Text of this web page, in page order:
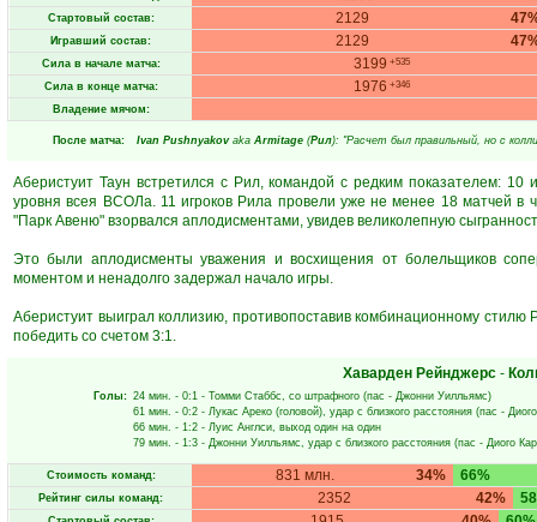
Стартовый состав: 2129
Игравший состав: 2129
Сила в начале матча: 3199 +535
Сила в конце матча: 1976 +346
Владение мячом:
После матча: Ivan Pushnyakov aka Armitage (Рил): "Расчет был правильный, но с
Аберистуит Таун встретился с Рил, командой с редким показателем:
уровня всея ВСОЛа. 11 игроков Рила провели уже не менее 18 матчей в
"Парк Авеню" взорвался аплодисментами, увидев великолепную
Это были аплодисменты уважения и восхищения от болельщиков
моментом и ненадолго задержал начало игры.
Аберистуит выиграл коллизию, противопоставив комбинационному
победить со счетом 3:1.
Хаварден Рейнджерс -
Голы: 24 мин. - 0:1 - Томми Стаббс, со штрафного (пас - Джонни Уилльямс)
61 мин. - 0:2 - Лукас Ареко (головой), удар с близкого расстояния (пас -
66 мин. - 1:2 - Луис Англси, выход один на один
79 мин. - 1:3 - Джонни Уилльямс, удар с близкого расстояния (пас - Диого
Стоимость команд: 34%
831 млн. 66%
Рейтинг силы команд: 42%
2352